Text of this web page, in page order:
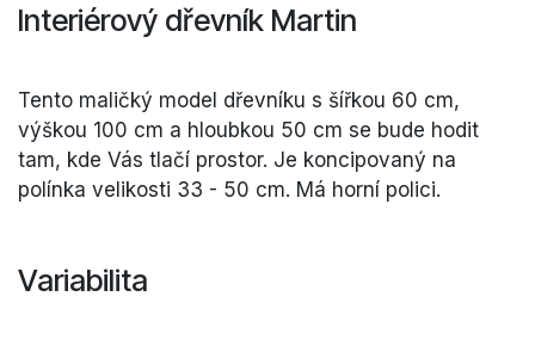
Interiérový dřevník Martin
Tento maličký model dřevníku s šířkou 60 cm,
výškou 100 cm a hloubkou 50 cm se bude hodit
tam, kde Vás tlačí prostor. Je koncipovaný na
polínka velikosti 33 - 50 cm. Má horní polici.
Variabilita